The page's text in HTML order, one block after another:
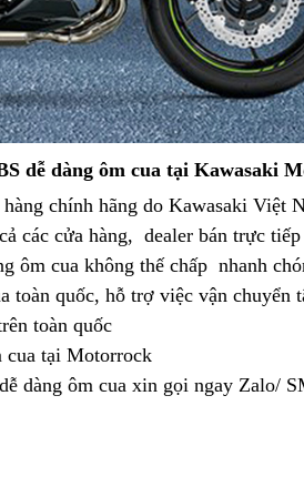
dễ dàng ôm cua hàng
nhái
tại Kawasaki
chính hãng phân
phối
do Kawasaki Việt
các cửa hàng, nguyên
chiếc
dealer cua
góc
tốt
Z900
bán trực
ôm cua không thế chấp đẹp
nhanh
toàn quốcthay
nhớt
, cua
góc
tốt
với
hỗ trợ việc vận chuyển
toàn quốc
cua sử
dụng
tại Motorrock
dàng ôm cua danh
xin gọi ngay Zalo/